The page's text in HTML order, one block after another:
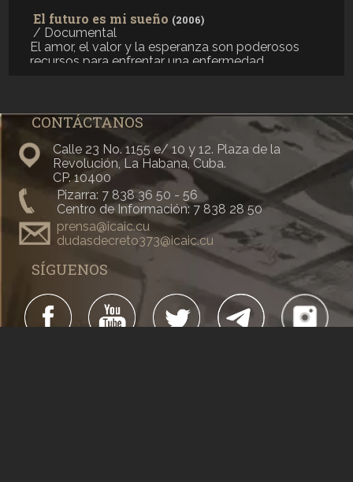
El futuro es mi sueño (2006)
/ Documental
El amor, el valor y la esperanza son poderosos
recursos para enfrentar una enfermedad
/ Documental
Fundación de un taller de creación en un barrio de
La Habana, donde los productos que se elaboran
se hacen a partir de material de desecho recogido
de los latones de basura. ...
CONTÁCTANOS
Calle 23 No. 1155 e/ 10 y 12. Plaza de la
Revolución, La Habana, Cuba.
CP. 10400
Pizarra: 7 838 36 50 - 56
Centro de Información: 7 838 28 50
prensa@icaic.cu
dudasdecreto373@icaic.cu
SÍGUENOS